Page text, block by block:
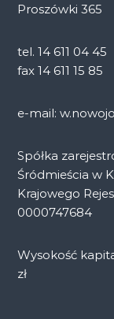
Proszówki 365
tel. 14 611 04 45
fax 14 611 15 85
e-mail:
Spółka
Śródmieścia w
Krajowego
0000747684
Wysokość
zł